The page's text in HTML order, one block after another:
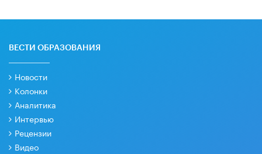
ВЕСТИ ОБРАЗОВАНИЯ
Новости
Колонки
Аналитика
Интервью
Рецензии
Видео